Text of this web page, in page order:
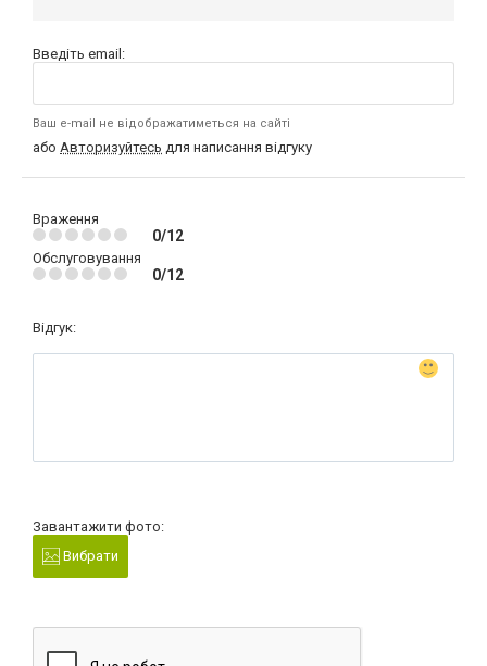
Введіть email:
Ваш e-mail не відображатиметься на сайті
або Авторизуйтесь для написання відгуку
Враження
0/12
Обслуговування
0/12
Відгук:
Завантажити фото:
Вибрати